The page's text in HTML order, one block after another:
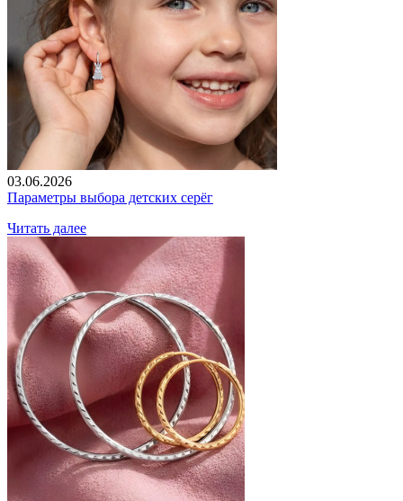
03.06.2026
Параметры выбора детских серёг
Читать далее